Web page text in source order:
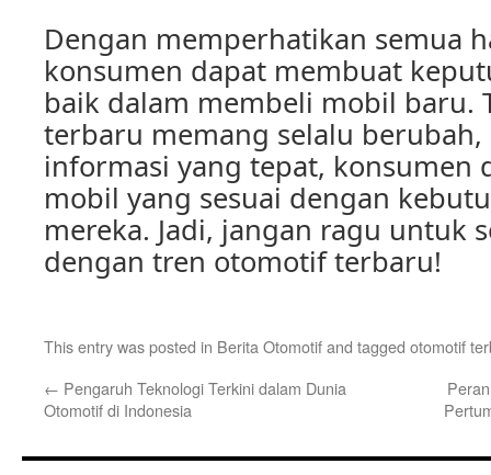
Dengan memperhatikan semua
konsumen dapat membuat
baik dalam membeli mobil baru.
terbaru memang selalu
informasi yang tepat, konsumen
mobil yang sesuai dengan
mereka. Jadi, jangan ragu untuk
dengan tren otomotif terbaru!
This entry was posted in Berita Otomotifand tagged otomotif
← Pengaruh Teknologi Terkini dalam Dunia
Otomotif di Indonesia